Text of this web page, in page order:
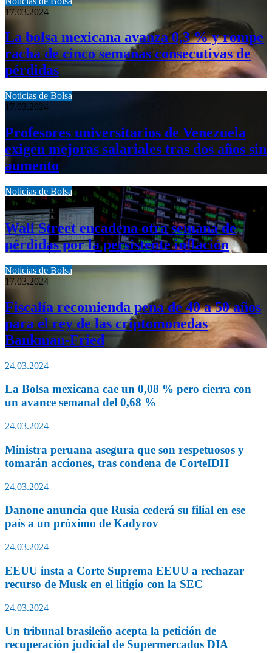
17.03.2024
La bolsa mexicana avanza 0,3 % y rompe
racha de cinco semanas consecutivas de
pérdidas
Noticias de Bolsa
17.03.2024
Profesores universitarios de Venezuela
exigen mejoras salariales tras dos años sin
aumento
Noticias de Bolsa
17.03.2024
Wall Street encadena otra semana de
pérdidas por la persistente inflación
Noticias de Bolsa
17.03.2024
Fiscalía recomienda pena de 40 a 50 años
para el rey de las criptomonedas
Bankman-Fried
24.03.2024
La Bolsa mexicana cae un 0,08 % pero cierra con
un avance semanal del 0,68 %
24.03.2024
Ministra peruana asegura que son respetuosos y
tomarán acciones, tras condena de CorteIDH
24.03.2024
Danone anuncia que Rusia cederá su filial en ese
país a un próximo de Kadyrov
24.03.2024
EEUU insta a Corte Suprema EEUU a rechazar
recurso de Musk en el litigio con la SEC
24.03.2024
Un tribunal brasileño acepta la petición de
recuperación judicial de Supermercados DIA